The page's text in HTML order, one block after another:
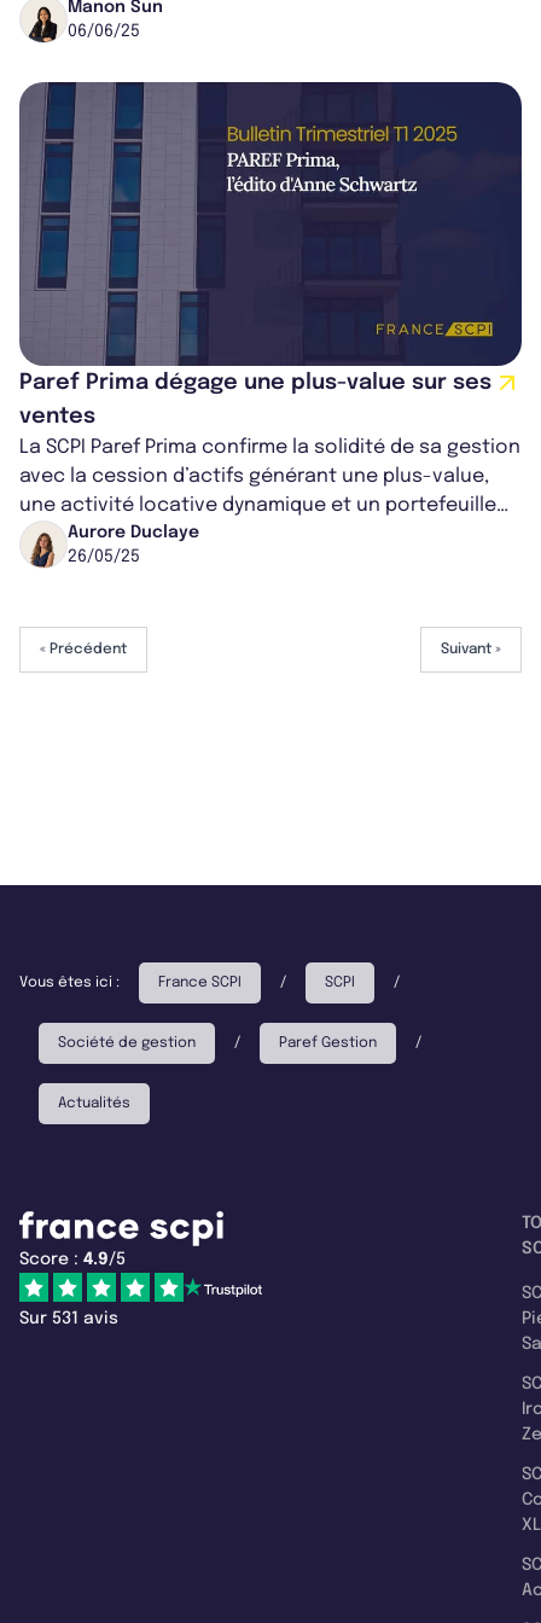
gestion locative reste dynamique. Le...
Manon Sun
06/06/25
Paref Prima dégage une plus-value sur ses
ventes
La SCPI Paref Prima confirme la solidité de sa gestion
avec la cession d’actifs générant une plus-value,
une activité locative dynamique et un portefeuille
diversifié. Malgré un co...
Aurore Duclaye
26/05/25
« Précédent Suivant »
Vous êtes ici : France SCPI / SCPI /
Société de gestion / Paref Gestion /
Actualités
Score : 4.9/5
Sur 531 avis
XL